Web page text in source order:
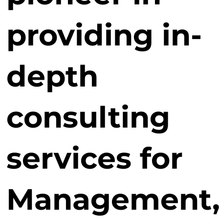
Coaching có thực sự hữu ích trong việc phát triển
trong tổ chức giúp ích doanh nghiệp như thế nào
trong bối cảnh này?
Nhà lãnh đạo cần những gì để tiến đến các nấc
thang thành công mới?
Khi nói đến các nấc thang thành công trong vai trò quản
lý lãnh đạo, chúng tôi sẽ đặc biệt đào sâu những vấn đề
cấp thiết nhất: Khai thác sức mạnh tập thể; Kỹ năng
truyền cảm hứng để đội nhóm hành động mạnh mẽ;
Chuyển hóa trạng thái từ căng thẳng sang cân bằng và
hiệu quả.
Sự kiện cũng mở ra một không gian đối thoại hai chiều
để các quản lý lãnh đạo chia sẻ về khó khăn của mình,
Diễn giả và người điều phối:
🎤 Nigel Cumberland:
vấn và hướng dẫn lãnh đạo, người sáng lập của The Silk
Road Partnership. Ông là tác giả của rất nhiều cuốn sách
providing in-
depth
consulting
services for